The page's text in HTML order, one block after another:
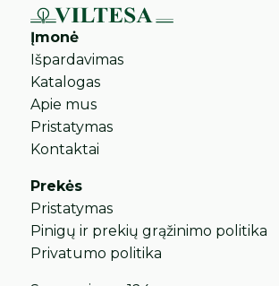
Įmonė
Išpardavimas
Katalogas
Apie mus
Pristatymas
Kontaktai
Prekės
Pristatymas
Pinigų ir prekių grąžinimo politika
Privatumo politika